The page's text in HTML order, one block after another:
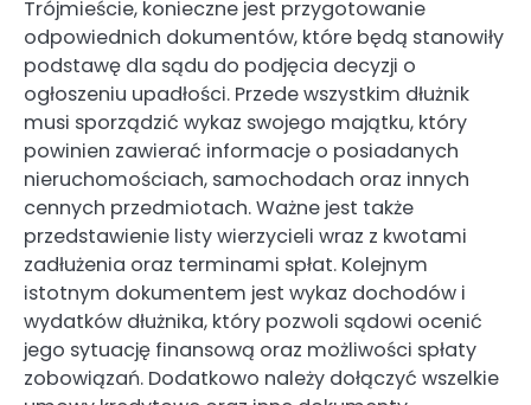
Trójmieście, konieczne jest przygotowanie
odpowiednich dokumentów, które będą stanowiły
podstawę dla sądu do podjęcia decyzji o
ogłoszeniu upadłości. Przede wszystkim dłużnik
musi sporządzić wykaz swojego majątku, który
powinien zawierać informacje o posiadanych
nieruchomościach, samochodach oraz innych
cennych przedmiotach. Ważne jest także
przedstawienie listy wierzycieli wraz z kwotami
zadłużenia oraz terminami spłat. Kolejnym
istotnym dokumentem jest wykaz dochodów i
wydatków dłużnika, który pozwoli sądowi ocenić
jego sytuację finansową oraz możliwości spłaty
zobowiązań. Dodatkowo należy dołączyć wszelkie